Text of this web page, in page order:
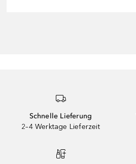
Schnelle Lieferung
2–4 Werktage Lieferzeit